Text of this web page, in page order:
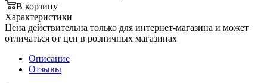
В корзину
Характеристики
Цена действительна только для интернет-магазина и может
отличаться от цен в розничных магазинах
Описание
Отзывы